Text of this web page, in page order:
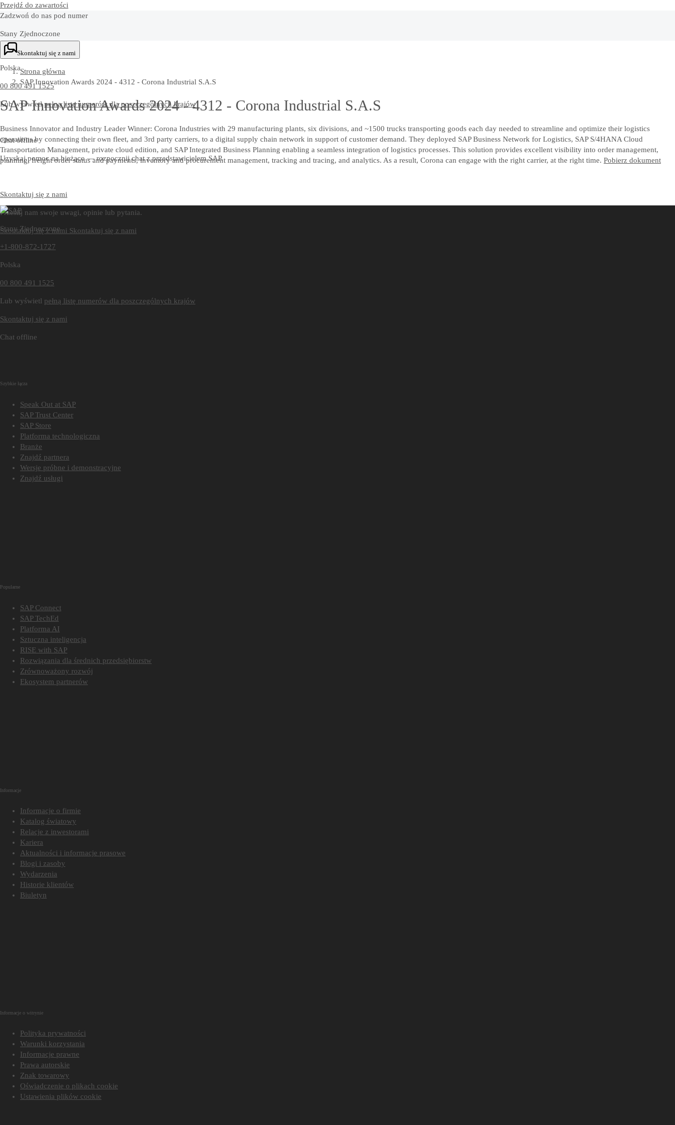
Przejdź do zawartości
Zadzwoń do nas pod numer
Stany Zjednoczone
+1-800-872-1727
Polska
00 800 491 1525
Lub wyświetlpełną listę numerów dla poszczególnych krajów
Chat offline
Uzyskaj pomoc na bieżąco — rozpocznij chat z przedstawicielem SAP.
Skontaktuj się z nami
Prześlij nam swoje uwagi, opinie lub pytania.
Skontaktuj się z nami Skontaktuj się z nami
Skontaktuj się z nami
Strona główna
SAP Innovation Awards 2024 - 4312 - Corona Industrial S.A.S
SAP Innovation Awards 2024 - 4312 - Corona Industrial S.A.S
Business Innovator and Industry Leader Winner: Corona Industries with 29 manufacturing plants, six divisions, and ~1500 trucks transporting goods each day needed to streamline and optimize their logistics
operations by connecting their own fleet, and 3rd party carriers, to a digital supply chain network in support of customer demand. They deployed SAP Business Network for Logistics, SAP S/4HANA Cloud
Transportation Management, private cloud edition, and SAP Integrated Business Planning enabling a seamless integration of logistics processes. This solution provides excellent visibility into order management,
planning, freight order status and payments, inventory and procurement management, tracking and tracing, and analytics. As a result, Corona can engage with the right carrier, at the right time. Pobierz dokument
Stany Zjednoczone
+1-800-872-1727
Polska
00 800 491 1525
Lub wyświetl pełną listę numerów dla poszczególnych krajów
Skontaktuj się z nami
Chat offline
Szybkie łącza
Speak Out at SAP
SAP Trust Center
SAP Store
Platforma technologiczna
Branże
Znajdź partnera
Wersje próbne i demonstracyjne
Znajdź usługi
Popularne
SAP Connect
SAP TechEd
Platforma AI
Sztuczna inteligencja
RISE with SAP
Rozwiązania dla średnich przedsiębiorstw
Zrównoważony rozwój
Ekosystem partnerów
Informacje
Informacje o firmie
Katalog światowy
Relacje z inwestorami
Kariera
Aktualności i informacje prasowe
Blogi i zasoby
Wydarzenia
Historie klientów
Biuletyn
Informacje o witrynie
Polityka prywatności
Warunki korzystania
Informacje prawne
Prawa autorskie
Znak towarowy
Oświadczenie o plikach cookie
Ustawienia plików cookie